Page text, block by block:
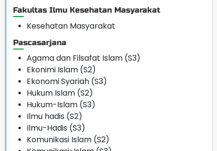
Fakultas Ilmu Kesehatan Masyarakat
Kesehatan Masyarakat
Pascasarjana
Agama dan Filsafat Islam (S3)
Ekonimi Islam (S2)
Ekonomi Syariah (S3)
Hukum Islam (S2)
Hukum-Islam (S3)
Ilmu hadis (S2)
Ilmu-Hadis (S3)
Komunikasi Islam (S2)